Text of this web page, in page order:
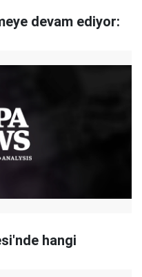
devam ediyor:
hangi